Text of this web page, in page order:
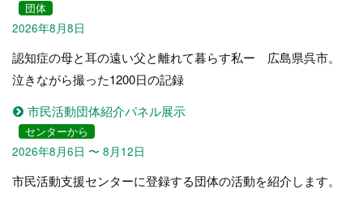
団体
2026年8月8日
認知症の母と耳の遠い父と離れて暮らす私ー 広島県呉市。
泣きながら撮った1200日の記録
市民活動団体紹介パネル展示
センターから
2026年8月6日 〜 8月12日
市民活動支援センターに登録する団体の活動を紹介します。